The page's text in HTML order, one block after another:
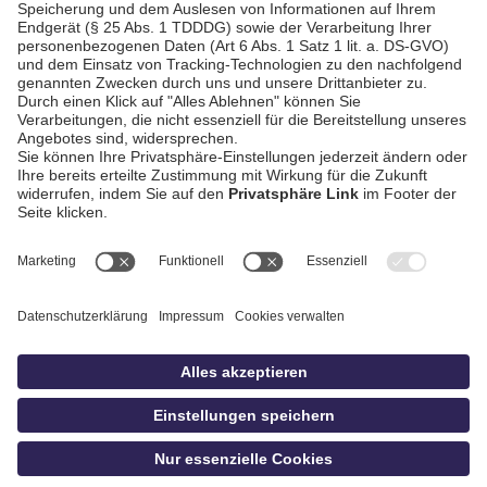
AGB / Gewinnspiele
Datenschutz
Impressum
idowa
Privatsphäre